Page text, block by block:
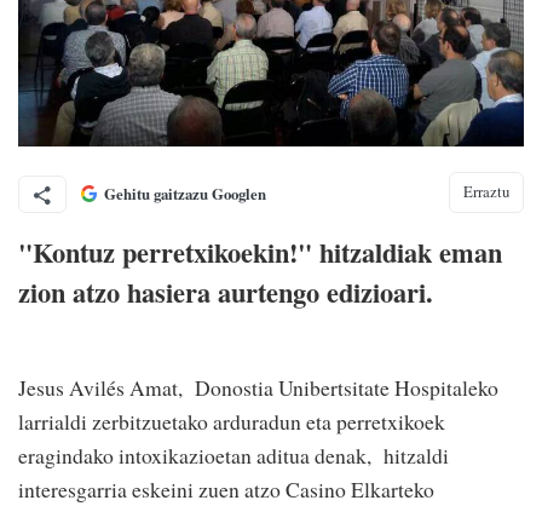
Gehitu gaitzazu Googlen Erraztu
"Kontuz perretxikoekin!" hitzaldiak eman
zion atzo hasiera aurtengo edizioari.
Jesus Avilés Amat, Donostia Unibertsitate Hospitaleko
larrialdi zerbitzuetako arduradun eta perretxikoek
eragindako intoxikazioetan aditua denak, hitzaldi
interesgarria eskeini zuen atzo Casino Elkarteko